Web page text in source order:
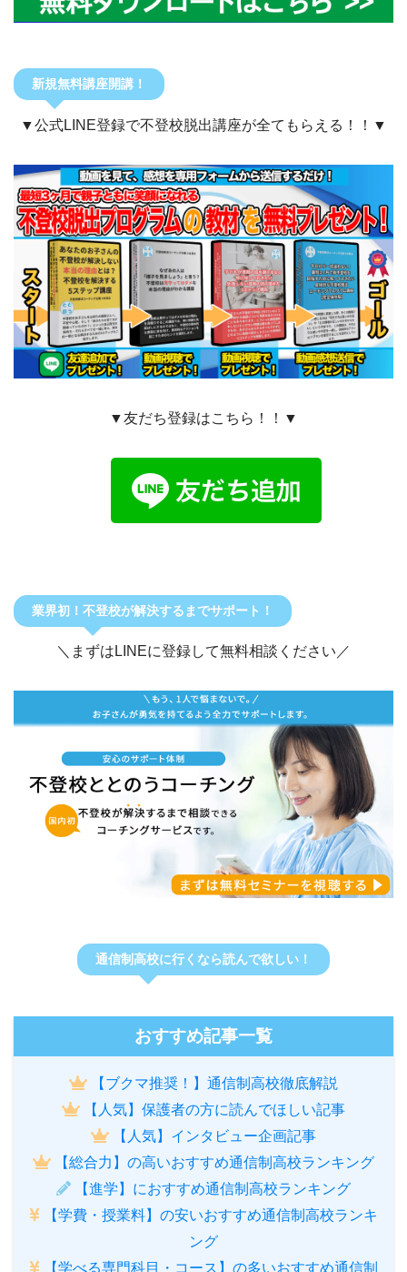
新規無料講座開講！
▼公式LINE登録で不登校脱出講座が全てもらえる！！▼
▼友だち登録はこちら！！▼
業界初！不登校が解決するまでサポート！
＼まずはLINEに登録して無料相談ください／
通信制高校に行くなら読んで欲しい！
おすすめ記事一覧
【ブクマ推奨！】通信制高校徹底解説
【人気】保護者の方に読んでほしい記事
【人気】インタビュー企画記事
【総合力】の高いおすすめ通信制高校ランキング
【進学】におすすめ通信制高校ランキング
【学費・授業料】の安いおすすめ通信制高校ランキ
ング
【学べる専門科目・コース】の多いおすすめ通信制